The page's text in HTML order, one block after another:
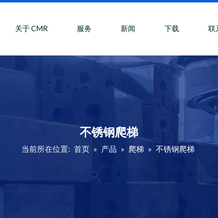
关于 CMR 服务 新闻 下载 联
不锈钢爬梯
当前所在位置: 首页 » 产品 » 爬梯 » 不锈钢爬梯